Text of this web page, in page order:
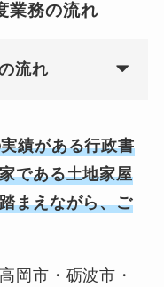
業務の流れ
流れ
績がある行政書
である土地家屋
まえながら、ご
岡市・砺波市・